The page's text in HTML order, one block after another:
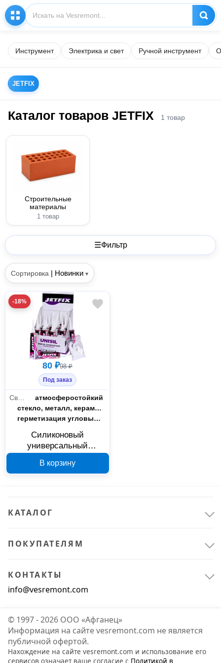
Инструмент Электрика и свет Ручной инструмент
JETFIX
Каталог товаров JETFIX 1 товар
Строительные
материалы
1 товар
☰Фильтр
Сортировка | Новинки ▾
-18%
80 ₽98 ₽
Под заказ
атмосферостойкий
Склеиваемые материалы стекло, металл, керамика, древесина, пластик
Назначение
герметизация угловых и компенсационных швов, герметизация примыканий сантехнического оборудования к облицовке, устройство строительных швов и уплотнения вокруг ванн, бассейнов, раковин и т.д., использование в качестве затирки
Силиконовый
универсальный
бесцветный 60 г A8119-
77134696
В корзину
КАТАЛОГ
ПОКУПАТЕЛЯМ
КОНТАКТЫ
info@vesremont.com
© 1997 - 2026 ООО «Афганец»
Информация на сайте vesremont.com не является
публичной офертой.
Нахождение на сайте vesremont.com и использование его
сервисов означает ваше согласие с Политикой в